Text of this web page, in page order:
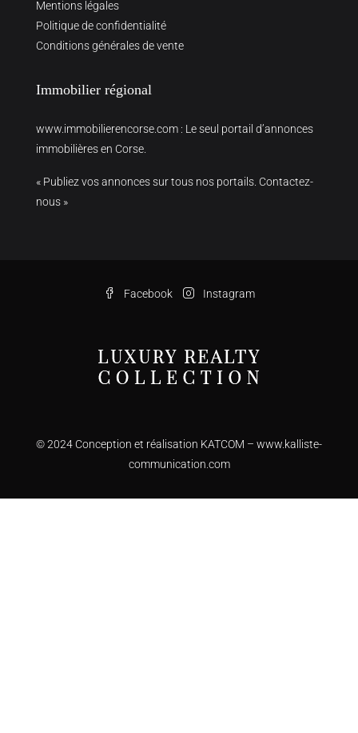
Mentions légales
Politique de confidentialité
Conditions générales de vente
Immobilier régional
www.immobilierencorse.com : Le seul portail d’annonces
immobilières en Corse.
« Publiez vos annonces sur tous nos portails. Contactez-
nous »
Facebook Instagram
© 2024 Conception et réalisation KATCOM – www.kalliste-
communication.com